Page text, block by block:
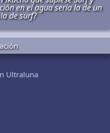
en el agua sería la de un
de surf?
Ultraluna